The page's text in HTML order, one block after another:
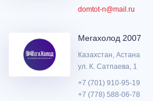
domtot-n@mail.ru
Мегахолод 2007
Казахстан, Астана
ул. К. Сатпаева, 1
+7 (701) 910-95-19
+7 (778) 588-06-78